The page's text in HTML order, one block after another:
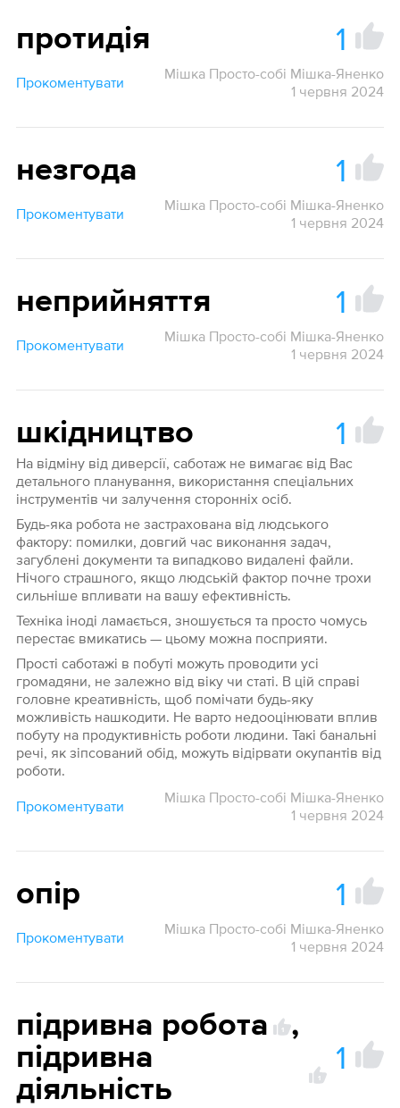
протидія 1
Прокоментувати
Мішка Просто-собі Мішка-Яненко
1 червня 2024
незгода 1
Прокоментувати
Мішка Просто-собі Мішка-Яненко
1 червня 2024
неприйняття 1
Прокоментувати
Мішка Просто-собі Мішка-Яненко
1 червня 2024
шкідництво 1
На відміну від диверсії, саботаж не вимагає від Вас
детального планування, використання спеціальних
інструментів чи залучення сторонніх осіб.
Будь-яка робота не застрахована від людського
фактору: помилки, довгий час виконання задач,
загублені документи та випадково видалені файли.
Нічого страшного, якщо людській фактор почне трохи
сильніше впливати на вашу ефективність.
Техніка іноді ламається, зношується та просто чомусь
перестає вмикатись — цьому можна посприяти.
Прості саботажі в побуті можуть проводити усі
громадяни, не залежно від віку чи статі. В цій справі
головне креативність, щоб помічати будь-яку
можливість нашкодити. Не варто недооцінювати вплив
побуту на продуктивність роботи людини. Такі банальні
речі, як зіпсований обід, можуть відірвати окупантів від
роботи.
Прокоментувати
Мішка Просто-собі Мішка-Яненко
1 червня 2024
опір 1
Прокоментувати
Мішка Просто-собі Мішка-Яненко
1 червня 2024
підривна робота
,
підривна
діяльність
1